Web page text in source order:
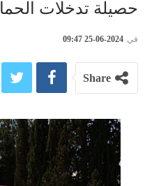
حصيلة تدخلات الحماية
في 2024-06-25 09:47
Share